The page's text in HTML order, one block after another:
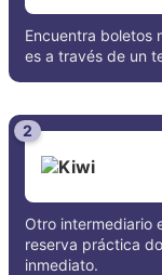
Encuentra boletos
es a través de un
2
Otro intermediario
reserva práctica
inmediato.